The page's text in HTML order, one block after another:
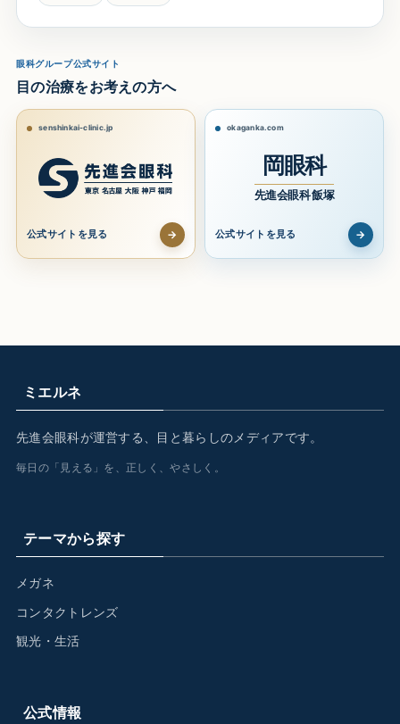
眼科グループ公式サイト
目の治療をお考えの方へ
senshinkai-clinic.jp
公式サイトを見る →
okaganka.com
岡眼科
先進会眼科 飯塚
公式サイトを見る →
ミエルネ
先進会眼科が運営する、目と暮らしのメディアです。
毎日の「見える」を、正しく、やさしく。
テーマから探す
メガネ
コンタクトレンズ
観光・生活
公式情報